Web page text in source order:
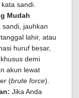
sandi.
Mudah
jauhkan
lahir, atau
huruf besar,
demi
akun lewat
(brute force).
Jika Anda